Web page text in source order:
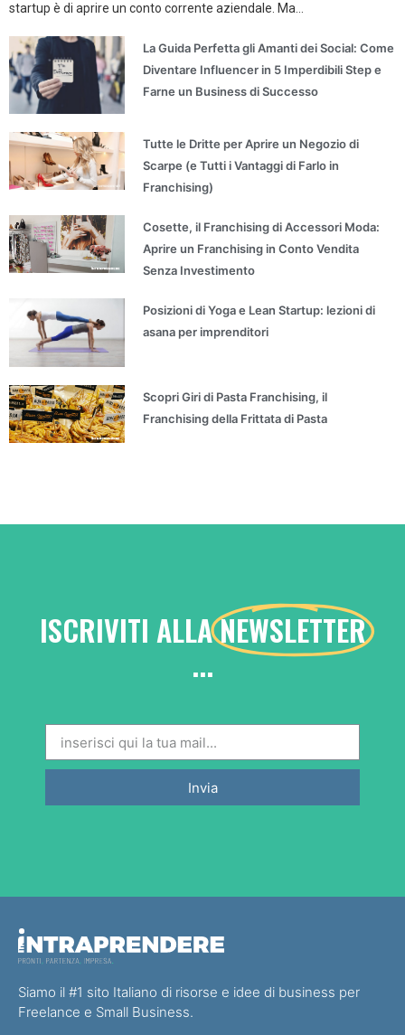
startup è di aprire un conto corrente aziendale. Ma...
La Guida Perfetta gli Amanti dei Social: Come
Diventare Influencer in 5 Imperdibili Step e
Farne un Business di Successo
Tutte le Dritte per Aprire un Negozio di
Scarpe (e Tutti i Vantaggi di Farlo in
Franchising)
Cosette, il Franchising di Accessori Moda:
Aprire un Franchising in Conto Vendita
Senza Investimento
Posizioni di Yoga e Lean Startup: lezioni di
asana per imprenditori
Scopri Giri di Pasta Franchising, il
Franchising della Frittata di Pasta
ISCRIVITI ALLANEWSLETTER
...
Invia
Siamo il #1 sito Italiano di risorse e idee di business per
Freelance e Small Business.